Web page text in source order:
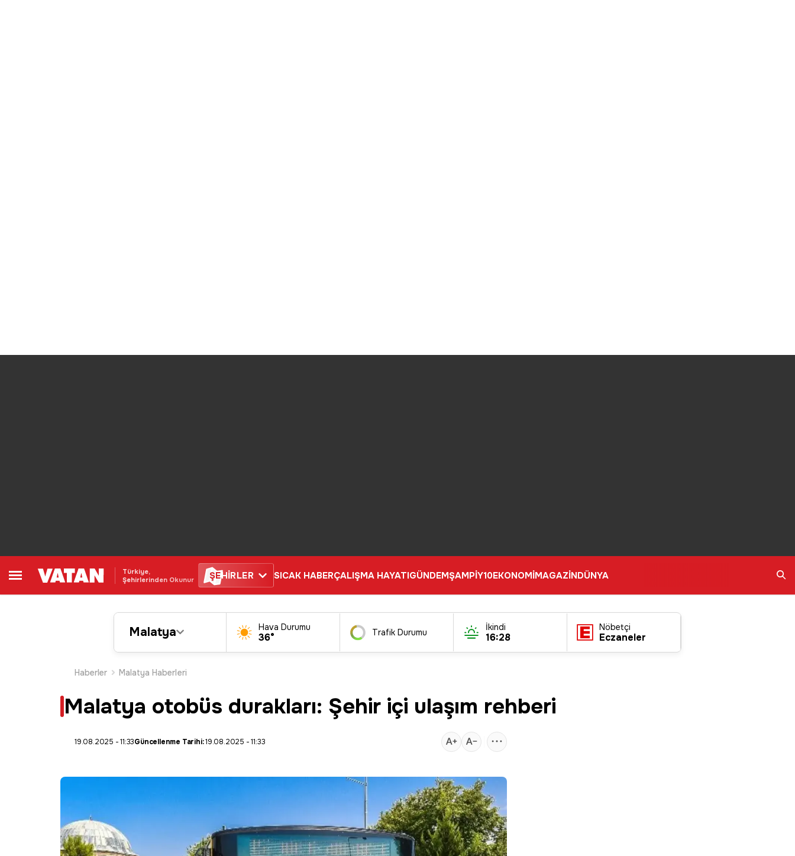
Türkiye,
Şehirlerinden Okunur
ŞEHİRLER SICAK HABERÇALIŞMA HAYATIGÜNDEMŞAMPİY10EKONOMİMAGAZİNDÜNYA
Malatya Hava Durumu
36° Trafik Durumu İkindi
16:28
Nöbetçi
Eczaneler
Haberler Malatya Haberleri
Malatya otobüs durakları: Şehir içi ulaşım rehberi
19.08.2025 - 11:33Güncellenme Tarihi:19.08.2025 - 11:33